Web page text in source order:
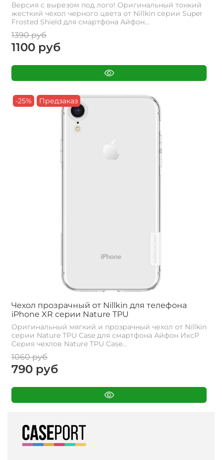
Версия с вырезом под лого! Оригинальный тонкий
жесткий чехол черного цвета от Nillkin серии Super
Frosted Shield для смартфона Айфон...
1390 руб
1100 руб
-25% Предзаказ
Чехол прозрачный от Nillkin для телефона
iPhone XR серии Nature TPU
Оригинальный мягкий и прозрачный чехол от Nillkin
серии Nature TPU Case для смартфона Айфон ИксР
Cерия чехлов Nature TPU Case...
1060 руб
790 руб